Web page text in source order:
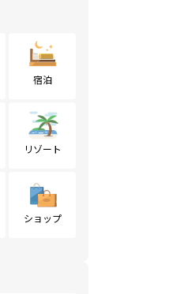
宿泊
リゾート
ショップ